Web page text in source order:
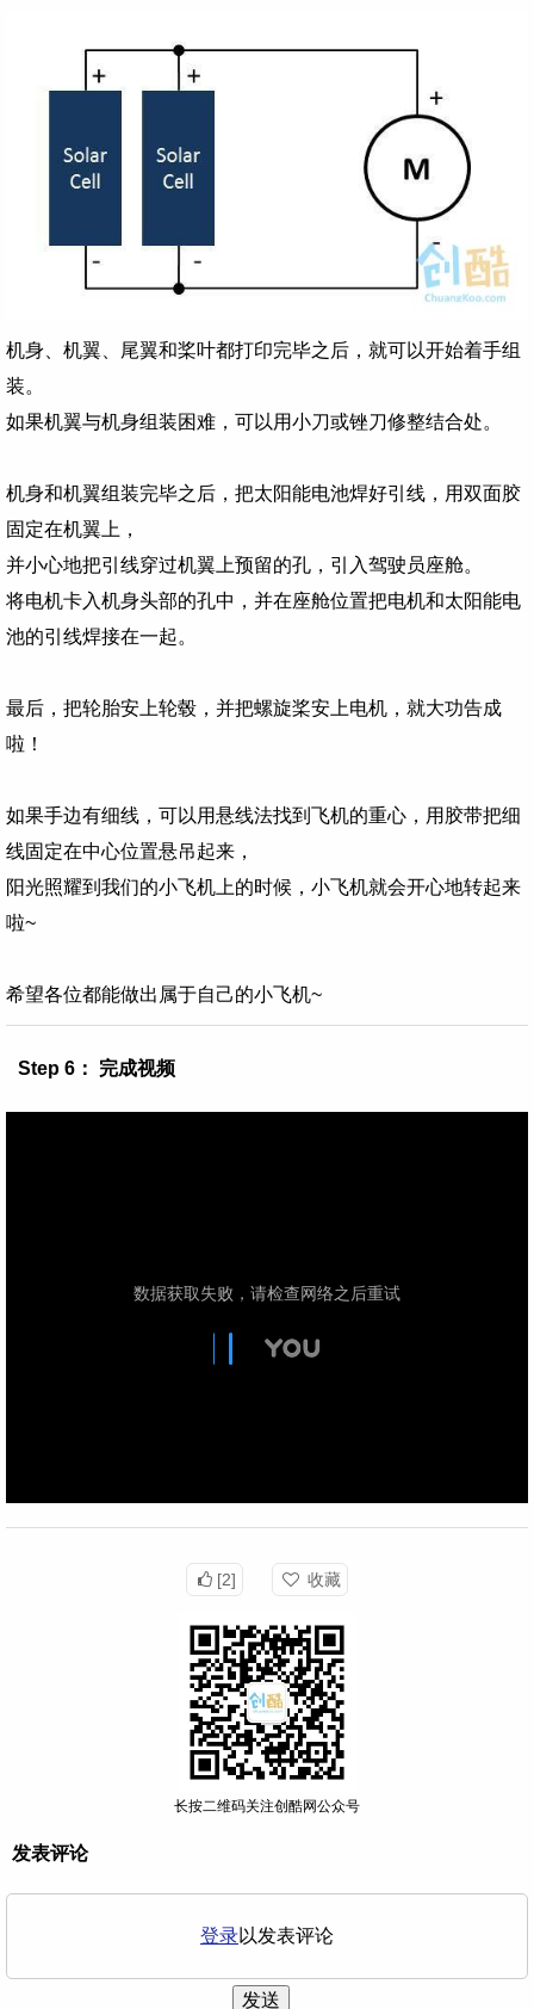
机身、机翼、尾翼和桨叶都打印完毕之后，就可以开始着手组
装。
如果机翼与机身组装困难，可以用小刀或锉刀修整结合处。
机身和机翼组装完毕之后，把太阳能电池焊好引线，用双面胶
固定在机翼上，
并小心地把引线穿过机翼上预留的孔，引入驾驶员座舱。
将电机卡入机身头部的孔中，并在座舱位置把电机和太阳能电
池的引线焊接在一起。
最后，把轮胎安上轮毂，并把螺旋桨安上电机，就大功告成
啦！
如果手边有细线，可以用悬线法找到飞机的重心，用胶带把细
线固定在中心位置悬吊起来，
阳光照耀到我们的小飞机上的时候，小飞机就会开心地转起来
啦~
希望各位都能做出属于自己的小飞机~
Step 6： 完成视频
[2] 收藏
长按二维码关注创酷网公众号
发表评论
登录以发表评论
发送